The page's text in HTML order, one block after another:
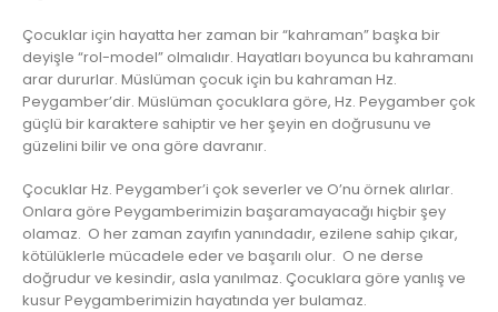
Çocuklar için hayatta her zaman bir “kahraman” başka bir
deyişle “rol-model” olmalıdır. Hayatları boyunca bu kahramanı
arar dururlar. Müslüman çocuk için bu kahraman Hz.
Peygamber’dir. Müslüman çocuklara göre, Hz. Peygamber çok
güçlü bir karaktere sahiptir ve her şeyin en doğrusunu ve
güzelini bilir ve ona göre davranır.
Çocuklar Hz. Peygamber’i çok severler ve O’nu örnek alırlar.
Onlara göre Peygamberimizin başaramayacağı hiçbir şey
olamaz. O her zaman zayıfın yanındadır, ezilene sahip çıkar,
kötülüklerle mücadele eder ve başarılı olur. O ne derse
doğrudur ve kesindir, asla yanılmaz. Çocuklara göre yanlış ve
kusur Peygamberimizin hayatında yer bulamaz.